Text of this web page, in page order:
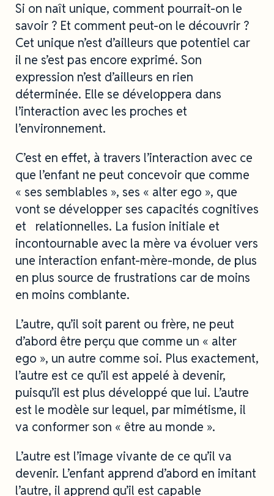
Si on naît unique, comment pourrait-on le
savoir ? Et comment peut-on le découvrir ?
Cet unique n’est d’ailleurs que potentiel car
il ne s’est pas encore exprimé. Son
expression n’est d’ailleurs en rien
déterminée. Elle se développera dans
l’interaction avec les proches et
l’environnement.
C’est en effet, à travers l’interaction avec ce
que l’enfant ne peut concevoir que comme
« ses semblables », ses « alter ego », que
vont se développer ses capacités cognitives
et relationnelles. La fusion initiale et
incontournable avec la mère va évoluer vers
une interaction enfant-mère-monde, de plus
en plus source de frustrations car de moins
en moins comblante.
L’autre, qu’il soit parent ou frère, ne peut
d’abord être perçu que comme un « alter
ego », un autre comme soi. Plus exactement,
l’autre est ce qu’il est appelé à devenir,
puisqu’il est plus développé que lui. L’autre
est le modèle sur lequel, par mimétisme, il
va conformer son « être au monde ».
L’autre est l’image vivante de ce qu’il va
devenir. L’enfant apprend d’abord en imitant
l’autre, il apprend qu’il est capable